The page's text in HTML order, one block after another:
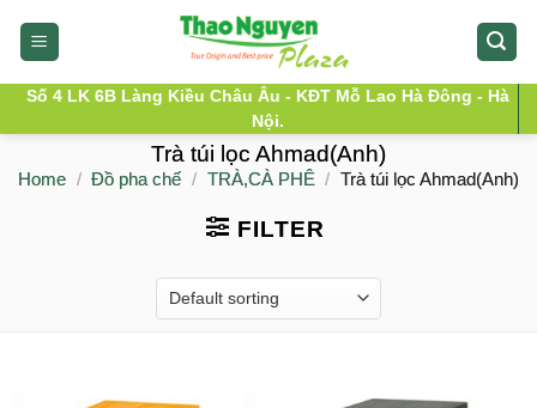
Số 4 LK 6B Làng Kiều Châu Âu - KĐT Mỗ Lao Hà Đông - Hà
Nội.
Trà túi lọc Ahmad(Anh)
Home / Đồ pha chế / TRÀ,CÀ PHÊ / Trà túi lọc Ahmad(Anh)
FILTER